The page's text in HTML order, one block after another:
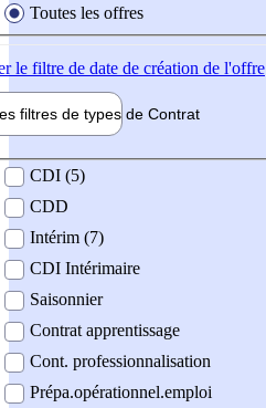
Toutes les offres
le filtre de date de création de l'offre
filtres de types de Contrat
contrat
CDI (5)
CDD
Intérim (7)
CDI Intérimaire
Saisonnier
Contrat apprentissage
Cont. professionnalisation
Prépa.opérationnel.emploi